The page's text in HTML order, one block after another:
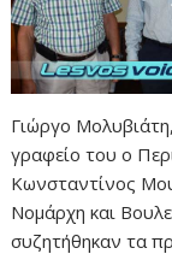
Γιώργο
γραφείο του ο
Κωνσταντίνος
Νομάρχη και
συζητήθηκαν τα